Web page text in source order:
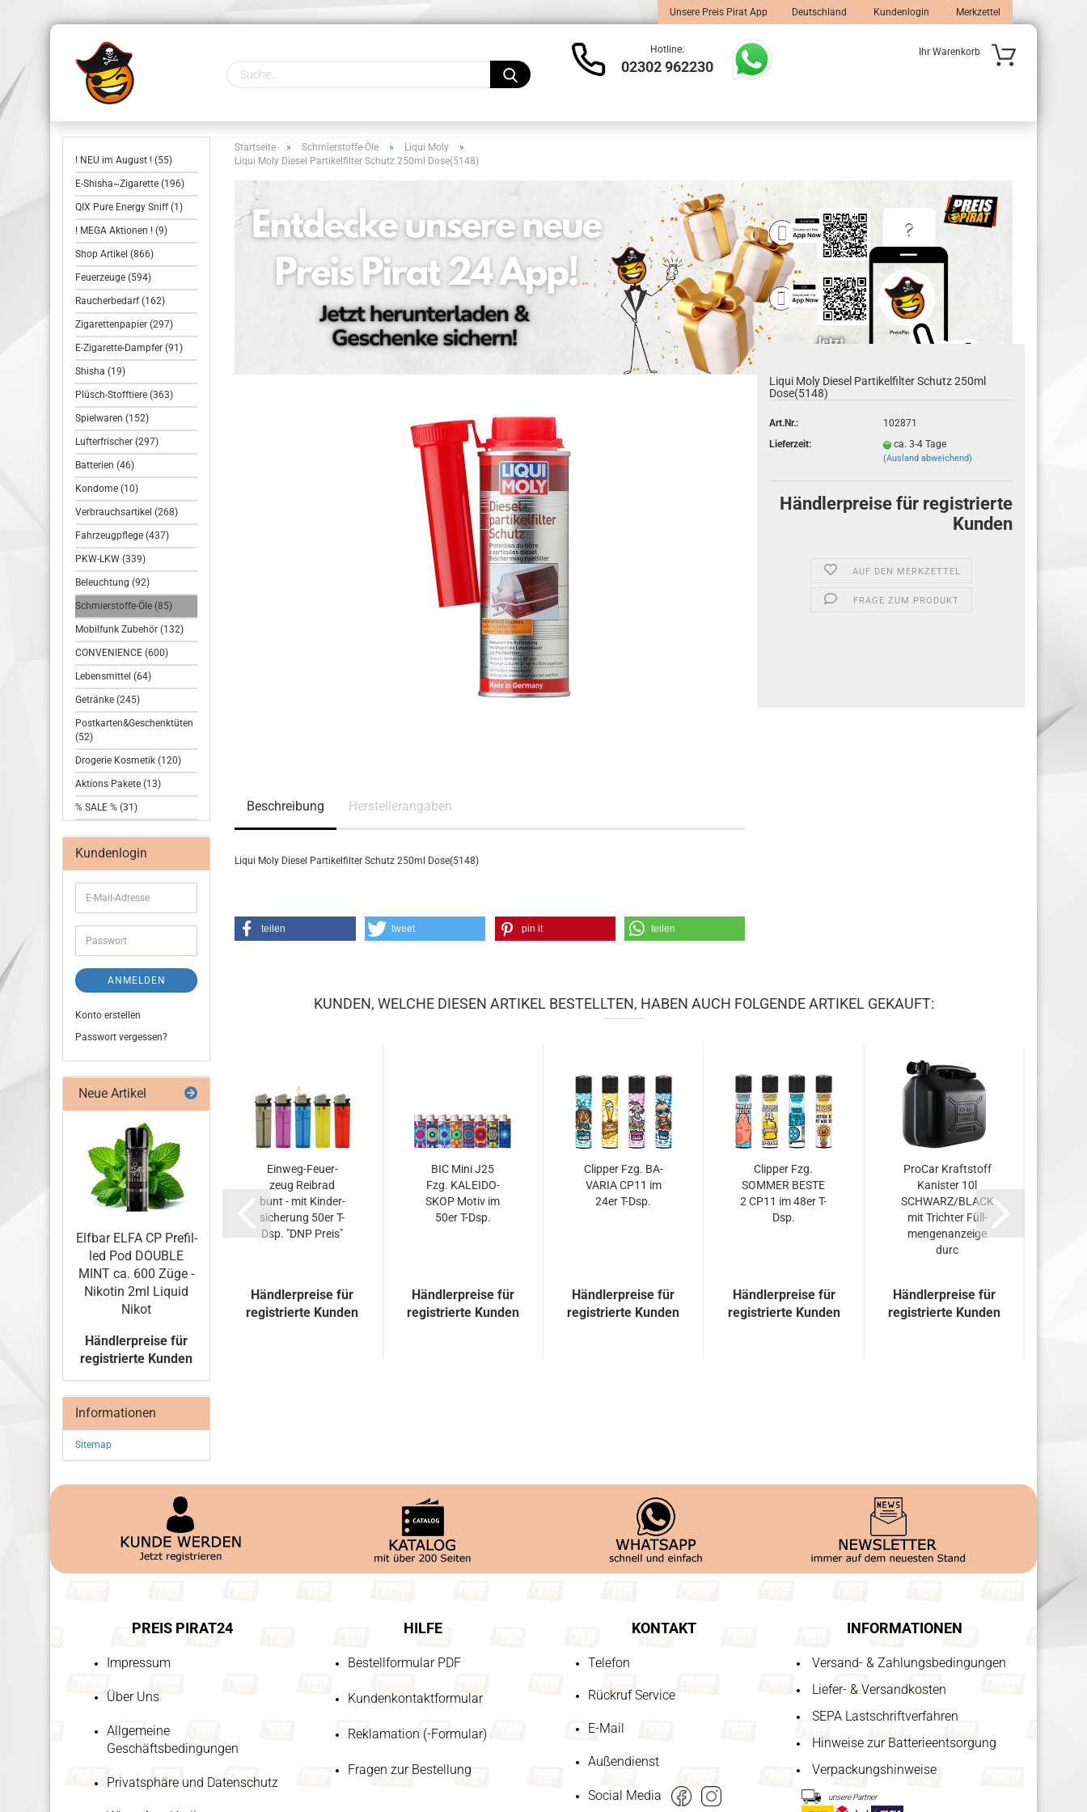
Unsere Preis Pirat App Deutschland
Lieferland
Kundenlogin
Konto erstellen
Passwort vergessen?
Merkzettel
Hotline:
02302 962230
Ihr Warenkorb
Startseite » Schmierstoffe-Öle » Liqui Moly
»
Liqui Moly Diesel Partikelfilter Schutz 250ml Dose(5148)
Liqui Moly Die­sel Par­ti­kel­fil­ter Schutz 250ml
Dose(5148)
Art.Nr.:
102871
Lieferzeit:
ca. 3-4 Tage
(Ausland abweichend)
Händlerpreise für registrierte
Kunden
AUF DEN MERKZETTEL
FRAGE ZUM PRODUKT
Beschreibung Herstellerangaben
Liqui Moly Diesel Partikelfilter Schutz 250ml Dose(5148)
teilen tweet pin it teilen
KUNDEN, WELCHE DIESEN ARTIKEL BESTELLTEN, HABEN AUCH FOLGENDE ARTIKEL GEKAUFT:
Rühr­stäb­chen
Holz 140mm in
1000er Spender-​​
Händlerpreise für
registrierte Kunden
Einweg-​​Feu­er­
zeug Reib­rad
bunt - mit Kin­der­
si­che­rung 50er T-
Dsp. "DNP Preis"
Händlerpreise für
registrierte Kunden
BIC Mini J25
Fzg. KA­LEI­DO­
SKOP Motiv im
50er T-Dsp.
Händlerpreise für
registrierte Kunden
Clip­per Fzg. BA­
VA­RIA CP11 im
24er T-Dsp.
Händlerpreise für
registrierte Kunden
Clip­per Fzg.
SOM­MER BESTE
2 CP11 im 48er T-
Dsp.
Händlerpreise für
registrierte Kunden
Pro­Car Kraft­stoff
Ka­nis­ter 10l
SCHWARZ/BLACK
mit Trich­ter Füll­
men­ge­n­an­zei­ge
durc
Händlerpreise für
registrierte Kunden
! NEU im August ! (55)
E-Shisha~Zigarette (196)
QIX Pure Energy Sniff (1)
! MEGA Aktionen ! (9)
Shop Artikel (866)
Feuerzeuge (594)
Raucherbedarf (162)
Zigarettenpapier (297)
E-Zigarette-Dampfer (91)
Shisha (19)
Plüsch-Stofftiere (363)
Spielwaren (152)
Lufterfrischer (297)
Batterien (46)
Kondome (10)
Verbrauchsartikel (268)
Fahrzeugpflege (437)
PKW-LKW (339)
Beleuchtung (92)
Schmierstoffe-Öle (85)
Mobilfunk Zubehör (132)
CONVENIENCE (600)
Lebensmittel (64)
Getränke (245)
Postkarten&Geschenktüten
(52)
Drogerie Kosmetik (120)
Aktions Pakete (13)
% SALE % (31)
Kundenlogin
ANMELDEN
Konto erstellen
Passwort vergessen?
Neue Artikel
Elf­bar ELFA CP Pre­fil­
led Pod DOU­BLE
MINT ca. 600 Züge -
Ni­ko­tin 2ml Li­quid
Nikot
Händlerpreise für
registrierte Kunden
Informationen
Sitemap
PREIS PIRAT24
Impressum
Über Uns
Allgemeine
Geschäftsbedingungen
Privatsphäre und Datenschutz
HILFE
Bestellformular PDF
Kundenkontaktformular
Reklamation (-Formular)
Fragen zur Bestellung
KONTAKT
Telefon
Rückruf Service
E-Mail
Außendienst
Social Media
INFORMATIONEN
Versand- & Zahlungsbedingungen
Liefer- & Versandkosten
SEPA Lastschriftverfahren
Hinweise zur Batterieentsorgung
Verpackungshinweise
unsere Partner